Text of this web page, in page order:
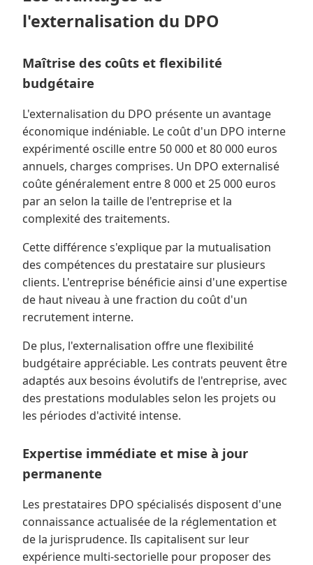
l'externalisation du DPO
Maîtrise des coûts et flexibilité
budgétaire
L'externalisation du DPO présente un avantage
économique indéniable. Le coût d'un DPO interne
expérimenté oscille entre 50 000 et 80 000 euros
annuels, charges comprises. Un DPO externalisé
coûte généralement entre 8 000 et 25 000 euros
par an selon la taille de l'entreprise et la
complexité des traitements.
Cette différence s'explique par la mutualisation
des compétences du prestataire sur plusieurs
clients. L'entreprise bénéficie ainsi d'une expertise
de haut niveau à une fraction du coût d'un
recrutement interne.
De plus, l'externalisation offre une flexibilité
budgétaire appréciable. Les contrats peuvent être
adaptés aux besoins évolutifs de l'entreprise, avec
des prestations modulables selon les projets ou
les périodes d'activité intense.
Expertise immédiate et mise à jour
permanente
Les prestataires DPO spécialisés disposent d'une
connaissance actualisée de la réglementation et
de la jurisprudence. Ils capitalisent sur leur
expérience multi-sectorielle pour proposer des